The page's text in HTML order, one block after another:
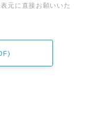
元に直接お願いいた